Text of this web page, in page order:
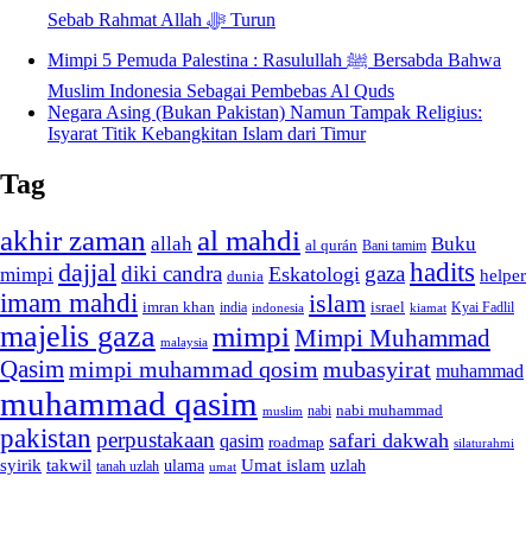
Sebab Rahmat Allah ﷻ Turun
Mimpi 5 Pemuda Palestina : Rasulullah ﷺ Bersabda Bahwa
Muslim Indonesia Sebagai Pembebas Al Quds
Negara Asing (Bukan Pakistan) Namun Tampak Religius:
Isyarat Titik Kebangkitan Islam dari Timur
Tag
akhir zaman allah al mahdi al qurán Bani tamim Buku
mimpi dajjal diki candra dunia Eskatologi gazahadits helper
imam mahdi imran khan india indonesia islam israel kiamat Kyai Fadlil
majelis gaza malaysia mimpi Mimpi Muhammad
Qasim mimpi muhammad qosim mubasyirat muhammad
muhammad qasim muslim nabi nabi muhammad
pakistan perpustakaan qasim roadmap safari dakwah silaturahmi
syirik takwil tanah uzlah ulama umat Umat islam uzlah